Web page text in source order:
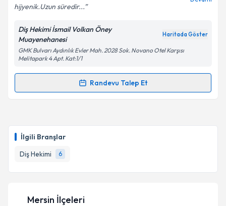
İlgili Branşlar
Diş Hekimi
6
hijyenik.Uzun süredir...
Diş Hekimi İsmail Volkan Öney
Muayenehanesi
Haritada Göster
GMK Bulvarı Aydınlık Evler Mah. 2028 Sok. Novano Otel Karşısı
Melitapark 4 Apt. Kat:1/1
Randevu Talep Et
Randevu Takvimi Talebi
takvim hazırlandığında e-posta ile bilgilendireceğiz.
E-posta Adresiniz
Mersin İlçeleri